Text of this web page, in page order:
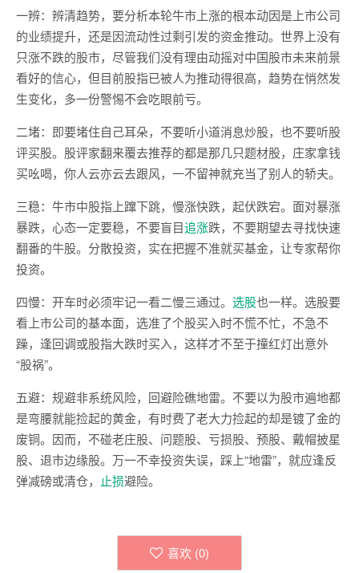
一辨：辨清趋势，要分析本轮牛市上涨的根本动因是上市公司
的业绩提升，还是因流动性过剩引发的资金推动。世界上没有
只涨不跌的股市，尽管我们没有理由动摇对中国股市未来前景
看好的信心，但目前股指已被人为推动得很高，趋势在悄然发
生变化，多一份警惕不会吃眼前亏。
二堵：即要堵住自己耳朵，不要听小道消息炒股，也不要听股
评买股。股评家翻来覆去推荐的都是那几只题材股，庄家拿钱
买吆喝，你人云亦云去跟风，一不留神就充当了别人的轿夫。
三稳：牛市中股指上蹿下跳，慢涨快跌，起伏跌宕。面对暴涨
暴跌，心态一定要稳，不要盲目追涨跌，不要期望去寻找快速
翻番的牛股。分散投资，实在把握不准就买基金，让专家帮你
投资。
四慢：开车时必须牢记一看二慢三通过。 选股也一样。选股要
看上市公司的基本面，选准了个股买入时不慌不忙，不急不
躁，逢回调或股指大跌时买入，这样才不至于撞红灯出意外
“股祸”。
五避：规避非系统风险，回避险礁地雷。不要以为股市遍地都
是弯腰就能捡起的黄金，有时费了老大力捡起的却是镀了金的
废铜。因而，不碰老庄股、问题股、亏损股、预股、戴帽披星
股、退市边缘股。万一不幸投资失误，踩上“地雷”，就应逢反
弹减磅或清仓， 止损避险。
喜欢 (0)